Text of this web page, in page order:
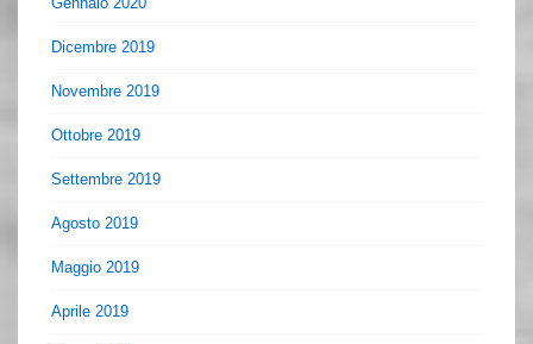
Dicembre 2019
Novembre 2019
Ottobre 2019
Settembre 2019
Agosto 2019
Maggio 2019
Aprile 2019